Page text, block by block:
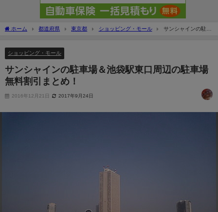
ホーム 都道府県 東京都 ショッピング・モール
サンシャインの駐車
ショッピング・モール
サンシャインの駐車場＆池袋駅東口周辺の駐車場
無料割引まとめ！
2016年12月21日 2017年9月24日